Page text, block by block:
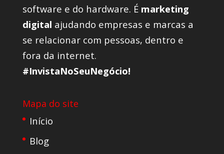
software e do hardware. É marketing
digital ajudando empresas e marcas a
se relacionar com pessoas, dentro e
fora da internet.
#InvistaNoSeuNegócio!
Mapa do site
Início
Blog